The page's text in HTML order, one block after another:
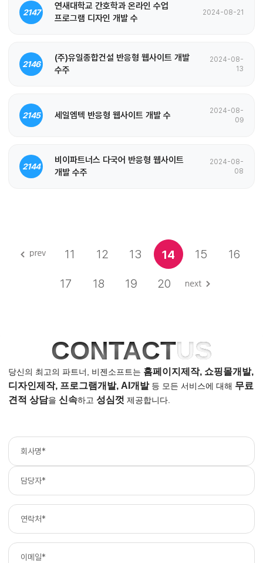
2147
연새대학교 간호학과 온라인 수업
프로그램 디자인 개발 수
2024-08-21
2146
(주)유일종합건설 반응형 웹사이트 개발
수주
2024-08-
13
2145 세일엠텍 반응형 웹사이트 개발 수
2024-08-
09
2144
비이파트너스 다국어 반응형 웹사이트
개발 수주
2024-08-
08
11 12 13 14 15 16
17 18 19 20
CONTACTUS
당신의 최고의 파트너, 비젠소프트는 홈페이지제작, 쇼핑몰개발,
디자인제작, 프로그램개발, AI개발등 모든 서비스에 대해 무료
견적 상담을 신속하고 성심껏 제공합니다.